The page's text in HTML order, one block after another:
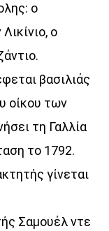
δώσει στις
με σεβασμό
είναι ο
και το μοναδικό
από
Aegean Voice
ο
ο
βασιλιάς
οίκου των
τη Γαλλία
το 1792.
γίνεται
Σαμουέλ ντε